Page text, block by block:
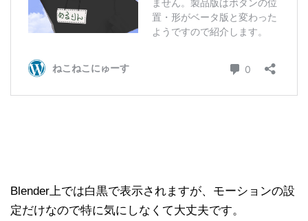
Blender上では白黒で表示されますが、モーションの設
定だけなので特に気にしなくて大丈夫です。